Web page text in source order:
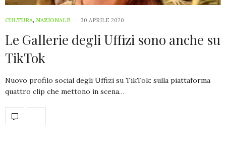
CULTURA, NAZIONALE 30 APRILE 2020
Le Gallerie degli Uffizi sono anche su
TikTok
Nuovo profilo social degli Uffizi su TikTok: sulla piattaforma
quattro clip che mettono in scena…